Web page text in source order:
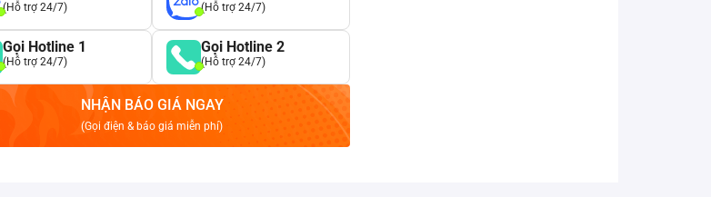
(Hỗ trợ 24/7) (Hỗ trợ 24/7)
Gọi Hotline 1
(Hỗ trợ 24/7)
Gọi Hotline 2
(Hỗ trợ 24/7)
NHẬN BÁO GIÁ NGAY
(Gọi điện & báo giá miễn phí)